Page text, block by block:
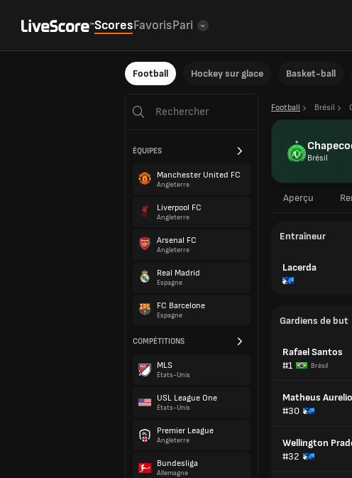
ScoresFavorisPari
Football Hockey sur glace Basket-ball
ÉQUIPES
Manchester United FC
Angleterre
Liverpool FC
Angleterre
Arsenal FC
Angleterre
Real Madrid
Espagne
FC Barcelone
Espagne
COMPÉTITIONS
MLS
États-Unis
USL League One
États-Unis
Premier League
Angleterre
Bundesliga
Allemagne
Football Brésil
Brésil
Aperçu
Entraîneur
Lacerda
Gardiens de but
Rafael Santos
#1
Brésil
Matheus Aurelio
#30
Wellington
#32